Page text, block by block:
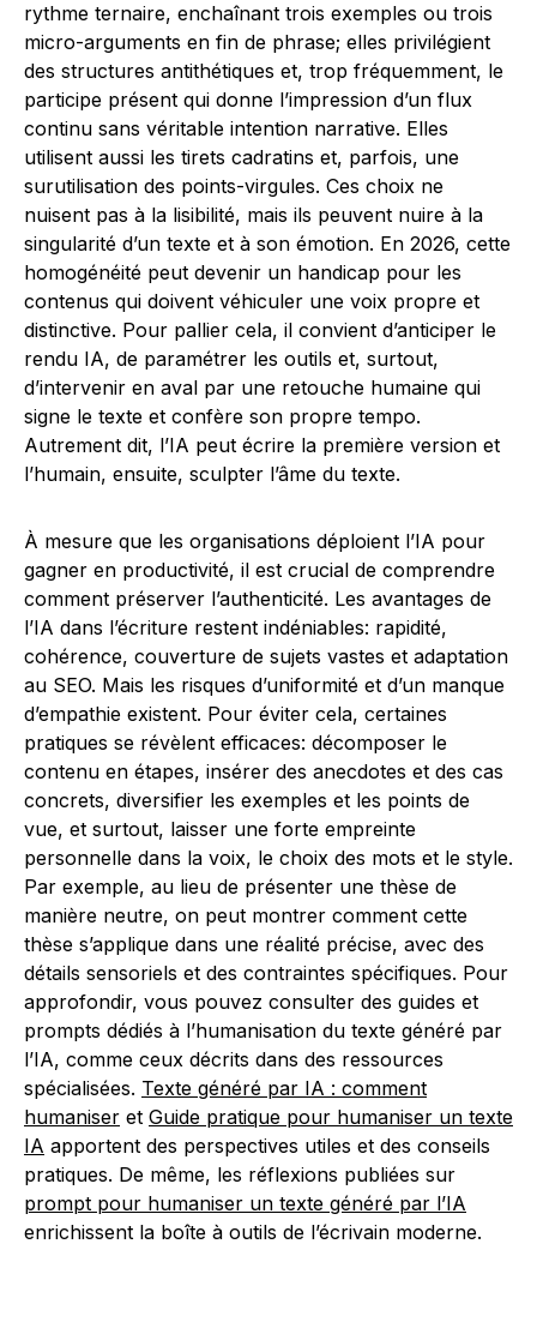
rythme ternaire, enchaînant trois exemples ou trois
micro-arguments en fin de phrase; elles privilégient
des structures antithétiques et, trop fréquemment, le
participe présent qui donne l’impression d’un flux
continu sans véritable intention narrative. Elles
utilisent aussi les tirets cadratins et, parfois, une
surutilisation des points-virgules. Ces choix ne
nuisent pas à la lisibilité, mais ils peuvent nuire à la
singularité d’un texte et à son émotion. En 2026, cette
homogénéité peut devenir un handicap pour les
contenus qui doivent véhiculer une voix propre et
distinctive. Pour pallier cela, il convient d’anticiper le
rendu IA, de paramétrer les outils et, surtout,
d’intervenir en aval par une retouche humaine qui
signe le texte et confère son propre tempo.
Autrement dit, l’IA peut écrire la première version et
l’humain, ensuite, sculpter l’âme du texte.
À mesure que les organisations déploient l’IA pour
gagner en productivité, il est crucial de comprendre
comment préserver l’authenticité. Les avantages de
l’IA dans l’écriture restent indéniables: rapidité,
cohérence, couverture de sujets vastes et adaptation
au SEO. Mais les risques d’uniformité et d’un manque
d’empathie existent. Pour éviter cela, certaines
pratiques se révèlent efficaces: décomposer le
contenu en étapes, insérer des anecdotes et des cas
concrets, diversifier les exemples et les points de
vue, et surtout, laisser une forte empreinte
personnelle dans la voix, le choix des mots et le style.
Par exemple, au lieu de présenter une thèse de
manière neutre, on peut montrer comment cette
thèse s’applique dans une réalité précise, avec des
détails sensoriels et des contraintes spécifiques. Pour
approfondir, vous pouvez consulter des guides et
prompts dédiés à l’humanisation du texte généré par
l’IA, comme ceux décrits dans des ressources
spécialisées. Texte généré par IA : comment
humaniser et Guide pratique pour humaniser un texte
IA apportent des perspectives utiles et des conseils
pratiques. De même, les réflexions publiées sur
prompt pour humaniser un texte généré par l’IA
enrichissent la boîte à outils de l’écrivain moderne.